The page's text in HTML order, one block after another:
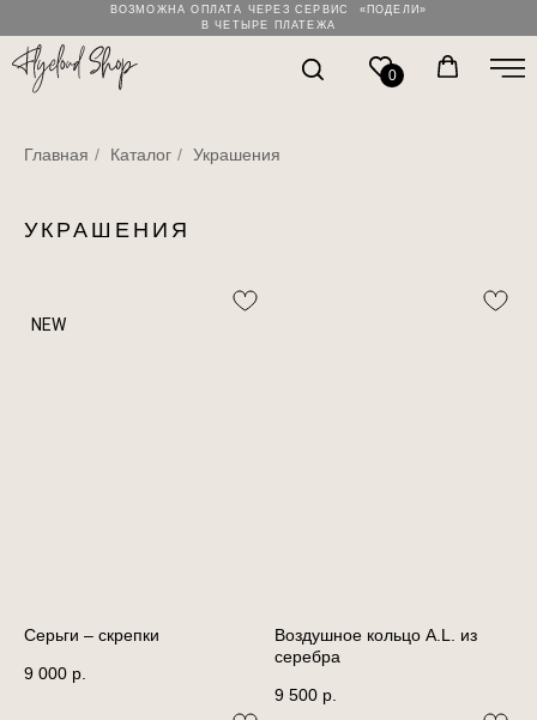
ВОЗМОЖНА ОПЛАТА ЧЕРЕЗ СЕРВИС «ПОДЕЛИ»
В ЧЕТЫРЕ ПЛАТЕЖА
0
Главная / Каталог / Украшения
УКРАШЕНИЯ
NEW
Серьги – скрепки
9 000 р.
Воздушное кольцо A.L. из
серебра
9 500 р.